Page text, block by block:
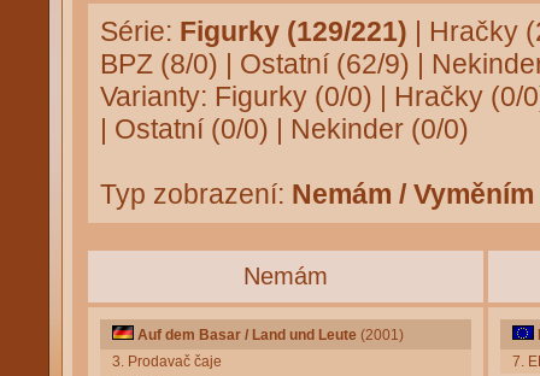
Série: Figurky (129/221) | Hračky
BPZ (8/0) | Ostatní (62/9) |
Varianty: Figurky (0/0) | Hračky (0/
| Ostatní (0/0) | Nekinder (0/0)
Typ zobrazení: Nemám / Vyměním
Nemám
Auf dem Basar / Land und Leute (2001)
3. Prodavač čaje
7.